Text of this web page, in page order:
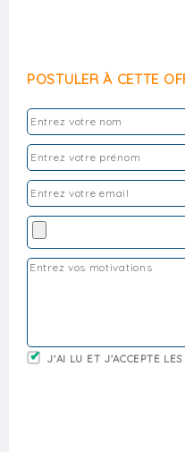
POSTULER À CETTE
J'AI LU ET J'ACCEPTE